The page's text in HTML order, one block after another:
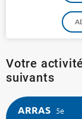
Votre
suivants
ARRAS 5e